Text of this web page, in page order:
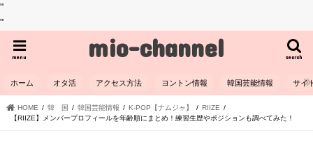
"
"
mio-channel search
menu
ホーム オタ活 アクセス方法 ヨントン情報 韓国芸能情報 サイ
HOME 韓 国 韓国芸能情報 K-POP【ナムジャ】
RIIZE
【RIIZE】メンバープロフィールを年齢順にまとめ！練習生歴やポジションも調べてみた！